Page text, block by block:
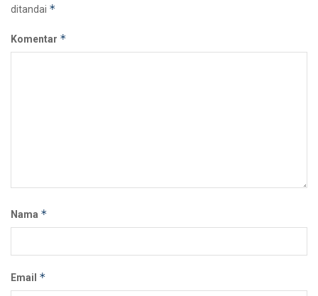
ditandai *
Komentar *
Nama *
Email *